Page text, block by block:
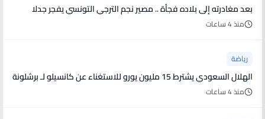
بعد مغادرته إلى بلاده فجأة .. مصير نجم الترجي التونسي يفجر جدلا
منذ 4 ساعات
رياضة
الهلال السعودي يشترط 15 مليون يورو للاستغناء عن كانسيلو لـ برشلونة
منذ 4 ساعات